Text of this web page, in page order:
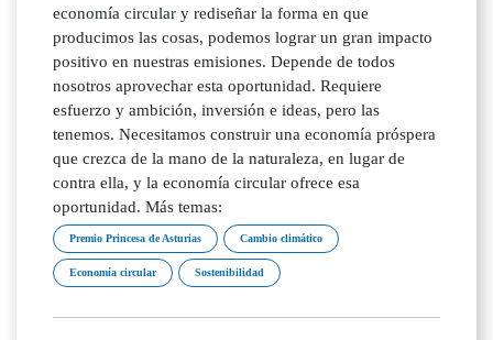
economía circular y rediseñar la forma en que
producimos las cosas, podemos lograr un gran impacto
positivo en nuestras emisiones. Depende de todos
nosotros aprovechar esta oportunidad. Requiere
esfuerzo y ambición, inversión e ideas, pero las
tenemos. Necesitamos construir una economía próspera
que crezca de la mano de la naturaleza, en lugar de
contra ella, y la economía circular ofrece esa
oportunidad. Más temas:
Premio Princesa de Asturias Cambio climático
Economía circular Sostenibilidad